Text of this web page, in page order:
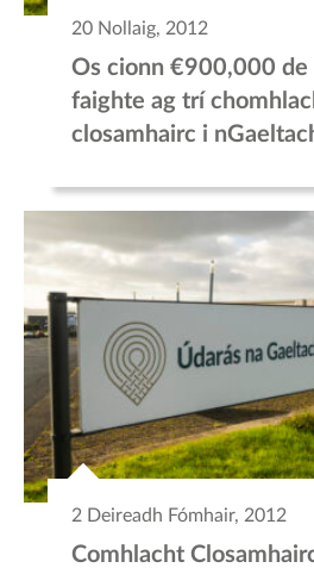
20 Nollaig, 2012
Os cionn €900,000 de
faighte ag trí
closamhairc i
2 Deireadh Fómhair, 2012
Comhlacht